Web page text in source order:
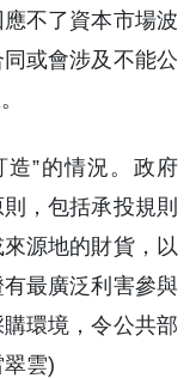
不了資本市場波
或會涉及不能公
”的情況。政府
，包括承投規則
源地的財貨，以
最廣泛利害參與
環境，令公共部
雲)